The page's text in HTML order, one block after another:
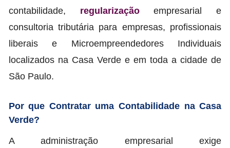
contabilidade, regularizaçãoempresarial e
consultoria tributária para empresas, profissionais
liberais e Microempreendedores Individuais
localizados na Casa Verde e em toda a cidade de
São Paulo.
Por que Contratar uma Contabilidade na Casa
Verde?
A administração empresarial exige